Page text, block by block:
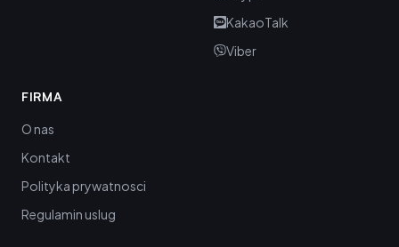
KakaoTalk
Viber
FIRMA
O nas
Kontakt
Polityka prywatnosci
Regulamin uslug